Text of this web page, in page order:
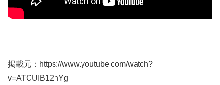
掲載元：https://www.youtube.com/watch?
v=ATCUIB12hYg